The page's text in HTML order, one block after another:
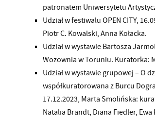
patronatem Uniwersytetu
Udział w festiwalu OPEN CITY,
Piotr C. Kowalski, Anna Kołacka.
Udział w wystawie Bartosza
Wozownia w Toruniu. Kuratorka:
Udział w wystawie grupowej – O
współkuratorowana z Burcu
17.12.2023, Marta Smolińska:
Natalia Brandt, Diana Fiedler,